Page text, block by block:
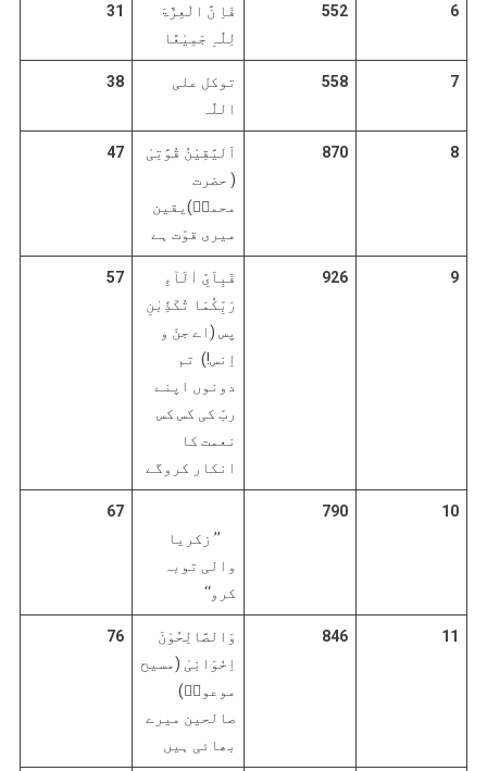
6
552
فَاِ نَّ الْعِزَّۃَ
لِلّٰہِ جَمِیْعًا
31
7
558
توکل علی
اللّٰہ
38
8
870
اَلیَّقِیْنُ قُوَّتِیْ
( حضرت
محمدؐ)یقین
میری قوّت ہے
47
9
926
فَبِاَیِّ اٰلَآءِ
رَبِّکُمَا تُکَذِّبٰنِ
پس (اے جنّ و
اِنس!) تم
دونوں اپنے
ربّ کی کس کس
نعمت کا
انکار کروگے
57
10
790
’’ زکریا
والی توبہ
کرو‘‘
67
11
846
وَالصَّالِحُوْنَ
اِخْوَانِیْ (مسیح
موعودؑ)
صالحین میرے
بھائی ہیں
76